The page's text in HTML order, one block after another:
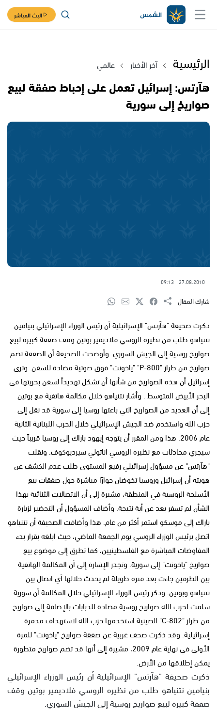
البث المباشر
الرئيسية آخر الأخبار عالمي
هآرتس: إسرائيل تعمل على إحباط صفقة لبيع
صواريخ إلى سورية
27.08.2010
09:13
شارك المقال
ذكرت صحيفة "هآرتس" الإسرائيلية أن رئيس الوزراء الإسرائيلي بنيامين
نتنياهو طلب من نظيره الروسي فلاديمير بوتين وقف صفقة كبيرة لبيع
صواريخ روسية إلى الجيش السوري. وأوضحت الصحيفة أن الصفقة تضم
صواريخ من طراز "P-800" "ياخونت" فوق صوتية مضادة للسفن. وترى
إسرائيل أن هذه الصواريخ من شأنها أن تشكل تهديداً لسفن بحريتها في
البحر الأبيض المتوسط . وأشار نتنياهو خلال مكالمة هاتفية مع بوتين
إلى أن العديد من الصواريخ التي باعتها روسيا إلى سورية قد نقل إلى
حزب الله واستخدم ضد الجيش الإسرائيلي خلال الحرب اللبنانية الثانية
عام 2006. هذا ومن المقرر أن يتوجه إيهود باراك إلى روسيا قريباً حيث
سيجري محادثات مع نظيره الروسي اناتولي سيرديوكوف. ونقلت
"هآرتس" عن مسؤول إسرائيلي رفيع المستوى طلب عدم الكشف عن
هويته أن إسرائيل وروسيا تخوضان حوارًا مباشرة حول صفقات بيع
الأسلحة الروسية في المنطقة، مشيرة إلى أن الاتصالات الثنائية بهذا
الشأن لم تسفر بعد عن أية نتيجة. وأضاف المسؤول أن التحضير لزيارة
باراك إلى موسكو استمر أكثر من عام. هذا وأضافت الصحيفة أن نتنياهو
اتصل برئيس الوزراء الروسي يوم الجمعة الماضي، حيث ابلغه بقرار بدء
المفاوضات المباشرة مع الفلسطينيين، كما تطرق إلى موضوع بيع
صواريخ "ياخونت" إلى سورية. وتجدر الإشارة إلى أن المكالمة الهاتفية
بين الطرفين جاءت بعد فترة طويلة لم يحدث خلالها أي اتصال بين
نتنياهو وبوتين. وذكر رئيس الوزراء الإسرائيلي خلال المكالمة أن سورية
سلمت لحزب الله صواريخ روسية مضادة للدبابات بالإضافة إلى صواريخ
من طراز "C-802" الصينية استخدمها حزب الله لاستهداف مدمرة
إسرائيلية. وقد ذكرت صحف غربية عن صفقة صواريخ "ياخونت" للمرة
الأولى في نهاية عام 2009، مشيرة إلى أنها قد تضم صواريخ متطورة
يمكن إطلاقها من الأرض.
ذكرت صحيفة "هآرتس" الإسرائيلية أن رئيس الوزراء الإسرائيلي
بنيامين نتنياهو طلب من نظيره الروسي فلاديمير بوتين وقف
صفقة كبيرة لبيع صواريخ روسية إلى الجيش السوري.